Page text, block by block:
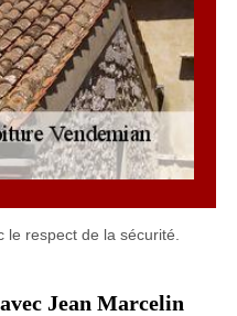
respect de la sécurité.
Jean Marcelin